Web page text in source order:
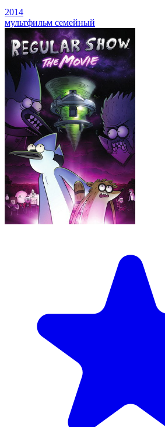
2014
мультфильм семейный